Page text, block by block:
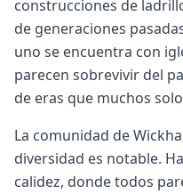
construcciones de
de generaciones
uno se encuentra con
parecen sobrevivir del
de eras que muchos
La comunidad de
diversidad es notable.
calidez, donde todos